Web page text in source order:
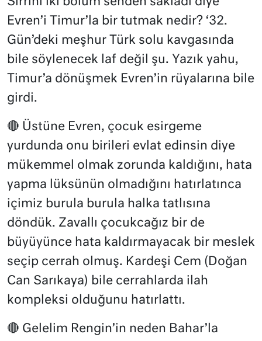
Evren’i Timur’la bir tutmak nedir? ‘32.
Gün’deki meşhur Türk solu kavgasında
bile söylenecek laf değil şu. Yazık yahu,
Timur’a dönüşmek Evren’in rüyalarına bile
girdi.
🔴 Üstüne Evren, çocuk esirgeme
yurdunda onu birileri evlat edinsin diye
mükemmel olmak zorunda kaldığını, hata
yapma lüksünün olmadığını hatırlatınca
içimiz burula burula halka tatlısına
döndük. Zavallı çocukcağız bir de
büyüyünce hata kaldırmayacak bir meslek
seçip cerrah olmuş. Kardeşi Cem (Doğan
Can Sarıkaya) bile cerrahlarda ilah
kompleksi olduğunu hatırlattı.
🔴 Gelelim Rengin’in neden Bahar’la